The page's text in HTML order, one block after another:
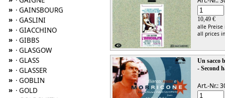
» · GAINSBOURG
» · GASLINI
» · GIACCHINO
» · GIBBS
» · GLASGOW
» · GLASS
» · GLASSER
» · GOBLIN
» · GOLD
10,49 €
alle
all prices
Un sacco
- Second
Art.-Nr.: